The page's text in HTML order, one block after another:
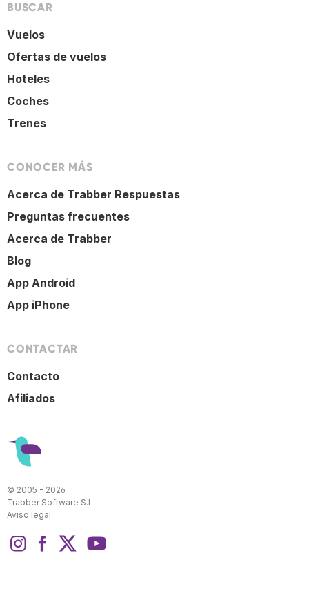
BUSCAR
Vuelos
Ofertas de vuelos
Hoteles
Coches
Trenes
CONOCER MÁS
Acerca de Trabber Respuestas
Preguntas frecuentes
Acerca de Trabber
Blog
App Android
App iPhone
CONTACTAR
Contacto
Afiliados
© 2005 - 2026
Trabber Software S.L.
Aviso legal